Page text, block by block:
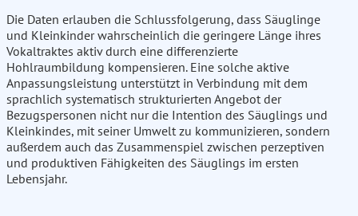
Die Daten erlauben die Schlussfolgerung, dass Säuglinge
und Kleinkinder wahrscheinlich die geringere Länge ihres
Vokaltraktes aktiv durch eine differenzierte
Hohlraumbildung kompensieren. Eine solche aktive
Anpassungsleistung unterstützt in Verbindung mit dem
sprachlich systematisch strukturierten Angebot der
Bezugspersonen nicht nur die Intention des Säuglings und
Kleinkindes, mit seiner Umwelt zu kommunizieren, sondern
außerdem auch das Zusammenspiel zwischen perzeptiven
und produktiven Fähigkeiten des Säuglings im ersten
Lebensjahr.